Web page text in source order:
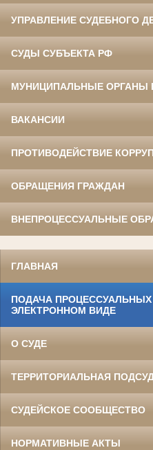
УПРАВЛЕНИЕ СУДЕБНОГО
СУДЫ СУБЪЕКТА РФ
МУНИЦИПАЛЬНЫЕ ОРГАНЫ
ВАКАНСИИ
ПРОТИВОДЕЙСТВИЕ
ОБРАЩЕНИЯ ГРАЖДАН
ВНЕПРОЦЕССУАЛЬНЫЕ
ГЛАВНАЯ
ПОДАЧА
ЭЛЕКТРОННОМ ВИДЕ
О СУДЕ
ТЕРРИТОРИАЛЬНАЯ
СУДЕЙСКОЕ СООБЩЕСТВО
НОРМАТИВНЫЕ АКТЫ